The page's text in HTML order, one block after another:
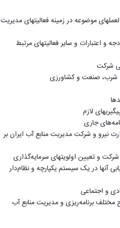
موضوعه در زمینه فعالیتهای مدیریت
و اعتبارات و سایر فعالیتهای مرتبط
شرکت
شرب، صنعت و کشاورزی
لازم
جاری
نیرو و شرکت مدیریت منابع آب ایران بر
و تعیین اولویتهای سرمایه‌گذاری
آنها در یک سیستم یکپارچه و نظام‌دار
و اجتماعی
مختلف برنامه‌ریزی و مدیریت منابع آب